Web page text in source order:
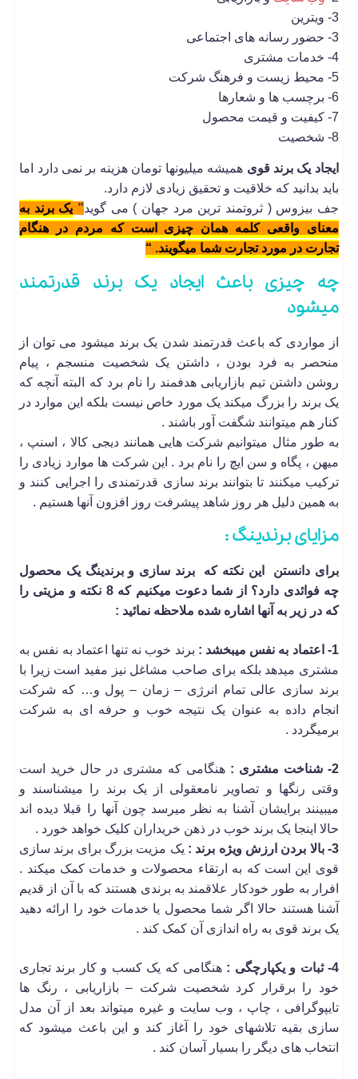
3- ویترین
3- حضور رسانه های اجتماعی
4- خدمات مشتری
5- محیط زیست و فرهنگ شرکت
6- برچسب ها و شعارها
7- کیفیت و قیمت محصول
8- شخصیت
ایجاد یک برند قوی همیشه میلیونها تومان هزینه بر نمی دارد اما
باید بدانید که خلاقیت و تحقیق زیادی لازم دارد.
جف بیزوس ( ثروتمند ترین مرد جهان ) می گوید” یک برند به
معنای واقعی کلمه همان چیزی است که مردم در هنگام
تجارت در مورد تجارت شما میگویند. “
چه چیزی باعث ایجاد یک برند قدرتمند
میشود
از مواردی که باعث قدرتمند شدن یک برند میشود می توان از
منحصر به فرد بودن ، داشتن یک شخصیت منسجم ، پیام
روشن داشتن تیم بازاریابی هدفمند را نام برد که البته آنچه که
یک برند را بزرگ میکند یک مورد خاص نیست بلکه این موارد در
کنار هم میتوانند شگفت آور باشند .
به طور مثال میتوانیم شرکت هایی همانند دیجی کالا ، اسنپ ،
میهن ، پگاه و سن ایچ را نام برد . این شرکت ها موارد زیادی را
ترکیب میکنند تا بتوانند برند سازی قدرتمندی را اجرایی کنند و
به همین دلیل هر روز شاهد پیشرفت روز افزون آنها هستیم .
مزایای برندینگ :
برای دانستن این نکته که برند سازی و برندینگ یک محصول
چه فوائدی دارد؟ از شما دعوت میکنیم که 8 نکته و مزیتی را
که در زیر به آنها اشاره شده ملاحظه نمائید :
1- اعتماد به نفس میبخشد :
برند خوب نه تنها اعتماد به نفس به
مشتری میدهد بلکه برای صاحب مشاغل نیز مفید است زیرا با
برند سازی عالی تمام انرژی – زمان – پول و… که شرکت
انجام داده به عنوان یک نتیجه خوب و حرفه ای به شرکت
برمیگردد .
2- شناخت مشتری :
هنگامی که مشتری در حال خرید است
وقتی رنگها و تصاویر نامعقولی از یک برند را میشناسند و
میبینند برایشان آشنا به نظر میرسد چون آنها را قبلا دیده اند
حالا اینجا یک برند خوب در ذهن خریداران کلیک خواهد خورد .
3- بالا بردن ارزش ویژه برند :
یک مزیت بزرگ برای برند سازی
قوی این است که به ارتقاء محصولات و خدمات کمک میکند .
افرار به طور خودکار علاقمند به برندی هستند که با آن از قدیم
آشنا هستند حالا اگر شما محصول یا خدمات خود را ارائه دهید
یک برند قوی به راه اندازی آن کمک کند .
4- ثبات و یکپارچگی :
هنگامی که یک کسب و کار برند تجاری
خود را برقرار کرد شخصیت شرکت – بازاریابی ، رنگ ها
تایپوگرافی ، چاپ ، وب سایت و غیره میتواند بعد از آن مدل
سازی بقیه تلاشهای خود را آغاز کند و این باعث میشود که
انتخاب های دیگر را بسیار آسان کند .